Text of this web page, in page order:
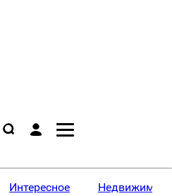
Интересное